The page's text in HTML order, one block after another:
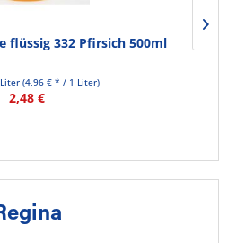
flüssig 332 Pfirsich 500ml
(4,96 € * / 1 Liter)
2,48 €